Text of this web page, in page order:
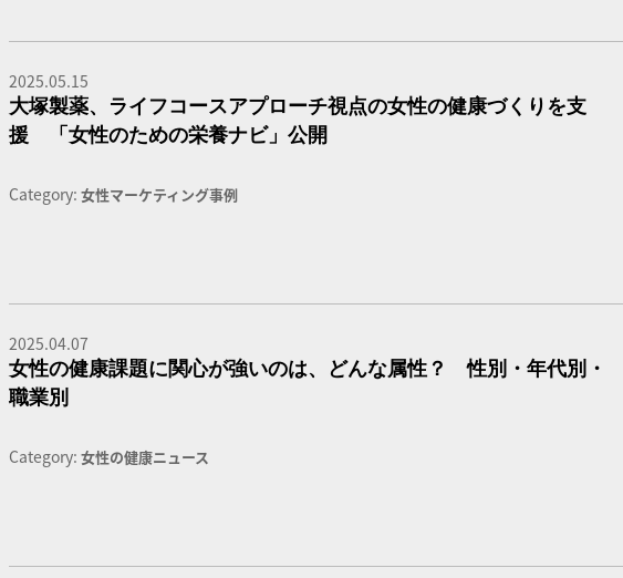
2025.05.15
大塚製薬、ライフコースアプローチ視点の女性の健康づくりを支
援 「女性のための栄養ナビ」公開
Category:女性マーケティング事例
2025.04.07
女性の健康課題に関心が強いのは、どんな属性？ 性別・年代別・
職業別
Category:女性の健康ニュース